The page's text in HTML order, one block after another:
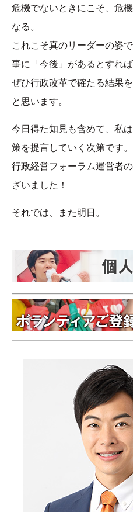
危機でないときにこそ、危
なる。
これこそ真のリーダーの姿
事に「今後」があるとすれば
ぜひ行政改革で確たる結果
と思います。
今日得た知見も含めて、私
策を提言していく次第です。
行政経営フォーラム運営者
ざいました！
それでは、また明日。